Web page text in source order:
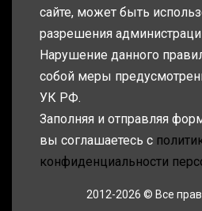
сайте, может быть
разрешения
Нарушение данного
собой меры
УК РФ.
Заполняя и отправляя
вы соглашаетесь с
конфиденциальности
2012-2026 © Все